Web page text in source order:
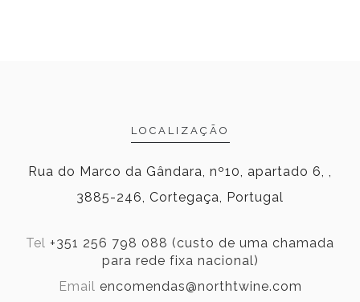
LOCALIZAÇÃO
Rua do Marco da Gândara, nº10, apartado 6, ,
3885-246, Cortegaça, Portugal
Tel +351 256 798 088 (custo de uma chamada
para rede fixa nacional)
Email encomendas@northtwine.com